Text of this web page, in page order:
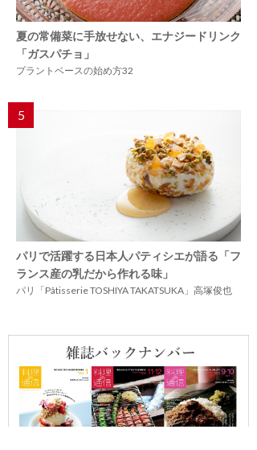
夏の常備菜に手放せない、エナジードリンク
「ガスパチョ」
プラントベースの始め方32
5
パリで活躍する日本人パティシエが語る「フ
ランス産の乳だから作れる味」
パリ「Pâtisserie TOSHIYA TAKATSUKA」高塚俊也